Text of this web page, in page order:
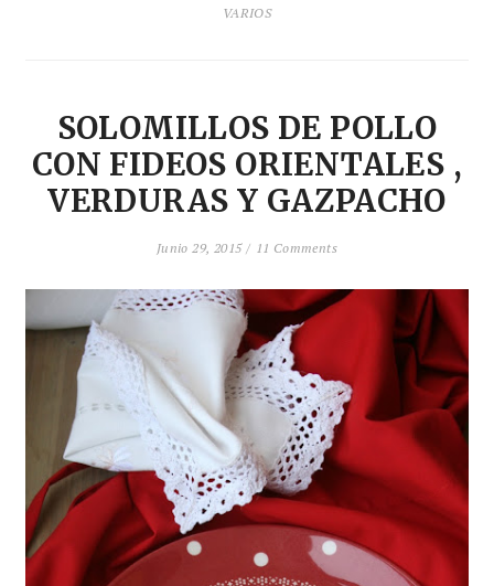
VARIOS
SOLOMILLOS DE POLLO
CON FIDEOS ORIENTALES ,
VERDURAS Y GAZPACHO
Junio 29, 2015 / 11 Comments